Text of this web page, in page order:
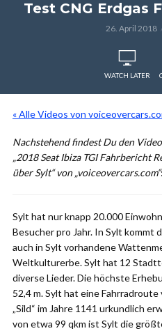
Test CNG Erdgas
26. April 2018
WATCH LATER
« Alle Videos von
Nachstehend findest Du den
„2018 Seat Ibiza TGI Fahrbericht
über Sylt“ von „voiceovercars.com“:
Sylt hat nur knapp 20.000
Besucher pro Jahr. In Sylt kommt
auch in Sylt vorhandene
Weltkulturerbe. Sylt hat 12
diverse Lieder. Die höchste
52,4 m. Sylt hat eine
„Sild“ im Jahre 1141 urkundlich
von etwa 99 qkm ist Sylt die